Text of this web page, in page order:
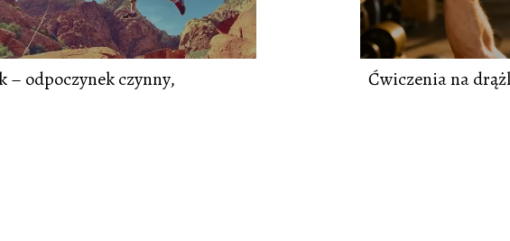
– odpoczynek czynny,
Ćwiczenia na